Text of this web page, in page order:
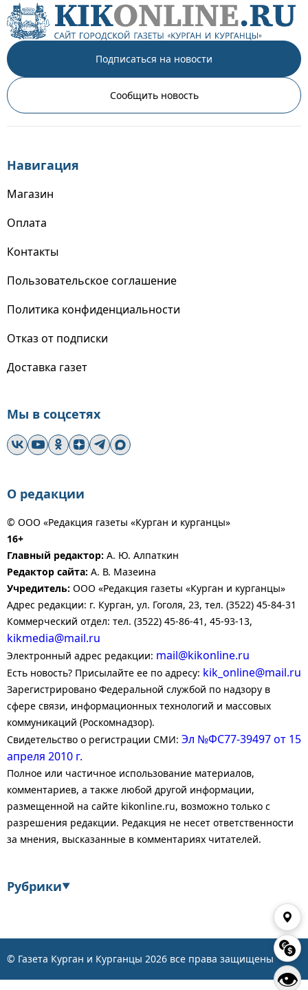
👁
Подписаться на новости
Сообщить новость
Навигация
Магазин
Оплата
Контакты
Пользовательское соглашение
Политика конфиденциальности
Отказ от подписки
Доставка газет
Мы в соцсетях
О редакции
© ООО «Редакция газеты «Курган и курганцы»
16+
Главный редактор: А. Ю. Алпаткин
Редактор сайта: А. В. Мазеина
Учредитель: ООО «Редакция газеты «Курган и курганцы»
Адрес редакции: г. Курган, ул. Гоголя, 23, тел. (3522) 45-84-31
Коммерческий отдел: тел. (3522) 45-86-41, 45-93-13,
kikmedia@mail.ru
Электронный адрес редакции: mail@kikonline.ru
Есть новость? Присылайте ее по адресу: kik_online@mail.ru
Зарегистрировано Федеральной службой по надзору в
сфере связи, информационных технологий и массовых
коммуникаций (Роскомнадзор).
Свидетельство о регистрации СМИ: Эл №ФС77-39497 от 15
апреля 2010 г.
Полное или частичное использование материалов,
комментариев, а также любой другой информации,
размещенной на сайте kikonline.ru, возможно только с
разрешения редакции. Редакция не несет ответственности
за мнения, высказанные в комментариях читателей.
Рубрики▼
Энергетика
Транспорт
© Газета Курган и Курганцы 2026 все права защищены